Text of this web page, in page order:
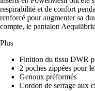
respirabilité et de confort
renforcé pour augmenter sa
compte, le pantalon
Plus
Finition du tissu DWR
2 poches zippées pour
Genoux préformés
Cordon de serrage aux